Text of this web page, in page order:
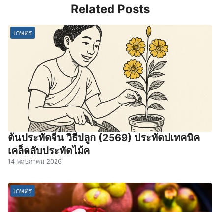
Related Posts
เกษตร
ต้นประทัดจีน วิธีปลูก (2569) ประทัดปเทคนิค
เคล็ดลับประทัดไม้ค
14 พฤษภาคม 2026
เกษตร